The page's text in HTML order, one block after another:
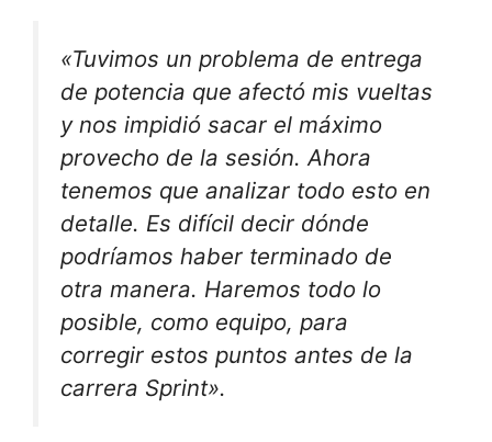
«Tuvimos un problema de entrega
de potencia que afectó mis vueltas
y nos impidió sacar el máximo
provecho de la sesión. Ahora
tenemos que analizar todo esto en
detalle. Es difícil decir dónde
podríamos haber terminado de
otra manera. Haremos todo lo
posible, como equipo, para
corregir estos puntos antes de la
carrera Sprint».